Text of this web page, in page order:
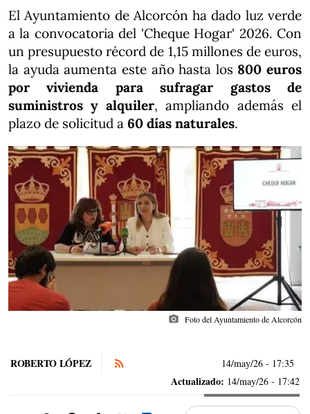
El Ayuntamiento de Alcorcón ha dado luz verde
a la convocatoria del 'Cheque Hogar' 2026. Con
un presupuesto récord de 1,15 millones de euros,
la ayuda aumenta este año hasta los 800 euros
por vivienda para sufragar gastos de
suministros y alquiler, ampliando además el
plazo de solicitud a 60 días naturales.
photo_camera Foto del Ayuntamiento de Alcorcón
ROBERTO LÓPEZ 14/may/26 - 17:35
Actualizado: 14/may/26 - 17:42